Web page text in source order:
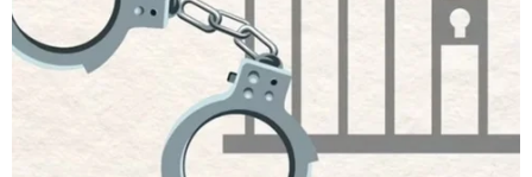
Phối cảnh Dự án đường Vành đai 3-TP.HCM đoạn qua địa bàn
Đồng Nai. (Nguồn: báo Đồng Nai)
Ngày 30/5, Ban Quản lý Dự án đầu tư xây dựng